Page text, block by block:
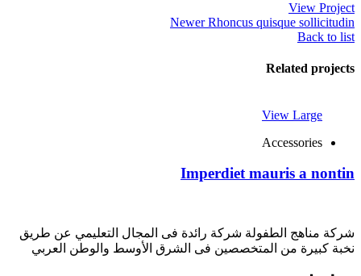
View Project
Newer Rhoncus quisque sollicitudin
Back to list
Related projects
View Large
Accessories
Imperdiet mauris a nontin
شركة مناهج الطفولة شركة رائدة فى المجال التعليمي عن طريق
نخبة كبيرة من المتخصصين فى الشرق الأوسط والوطن العربي